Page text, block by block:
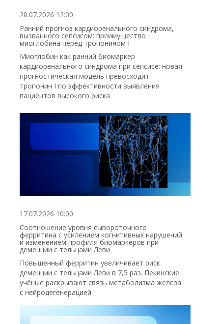
20.07.2026 12:00
Ранний прогноз кардиоренального синдрома,
вызванного сепсисом: преимущество
миоглобина перед тропонином I
Миоглобин как ранний биомаркер
кардиоренального синдрома при сепсисе: новая
прогностическая модель превосходит
тропонин I по эффективности выявления
пациентов высокого риска
17.07.2026 10:00
Соотношение уровня сывороточного
ферритина с усилением когнитивных нарушений
и изменением профиля биомаркеров при
деменции с тельцами Леви
Повышенный ферритин увеличивает риск
деменции с тельцами Леви в 7,5 раз. Пекинские
учёные раскрывают связь метаболизма железа
с нейродегенерацией